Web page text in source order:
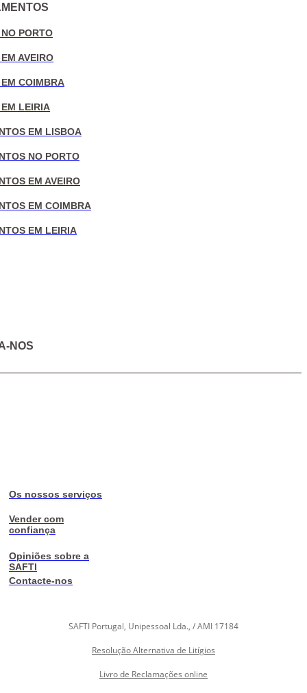
PORTO
AVEIRO
COIMBRA
LEIRIA
EM LISBOA
NO PORTO
EM AVEIRO
EM COIMBRA
EM LEIRIA
NOS
Os nossos serviços
Vender com
confiança
Opiniões sobre a
SAFTI
Contacte-nos
SAFTI Portugal, Unipessoal Lda., / AMI 17184
Resolução Alternativa de Litígios
Livro de Reclamações online